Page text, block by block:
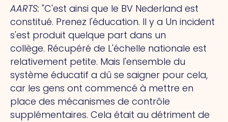
AARTS: "C'est ainsi que le BV Nederland est
constitué. Prenez l'éducation. Il y a Un incident
s'est produit quelque part dans un
collège. Récupéré de L'échelle nationale est
relativement petite. Mais l'ensemble du
système éducatif a dû se saigner pour cela,
car les gens ont commencé à mettre en
place des mécanismes de contrôle
supplémentaires. Cela était au détriment de